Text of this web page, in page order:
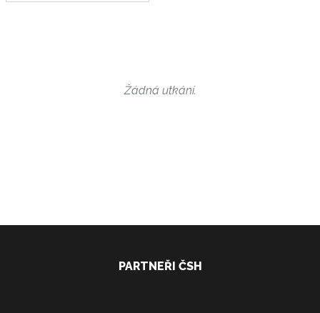
Žádná utkání.
PARTNEŘI ČSH